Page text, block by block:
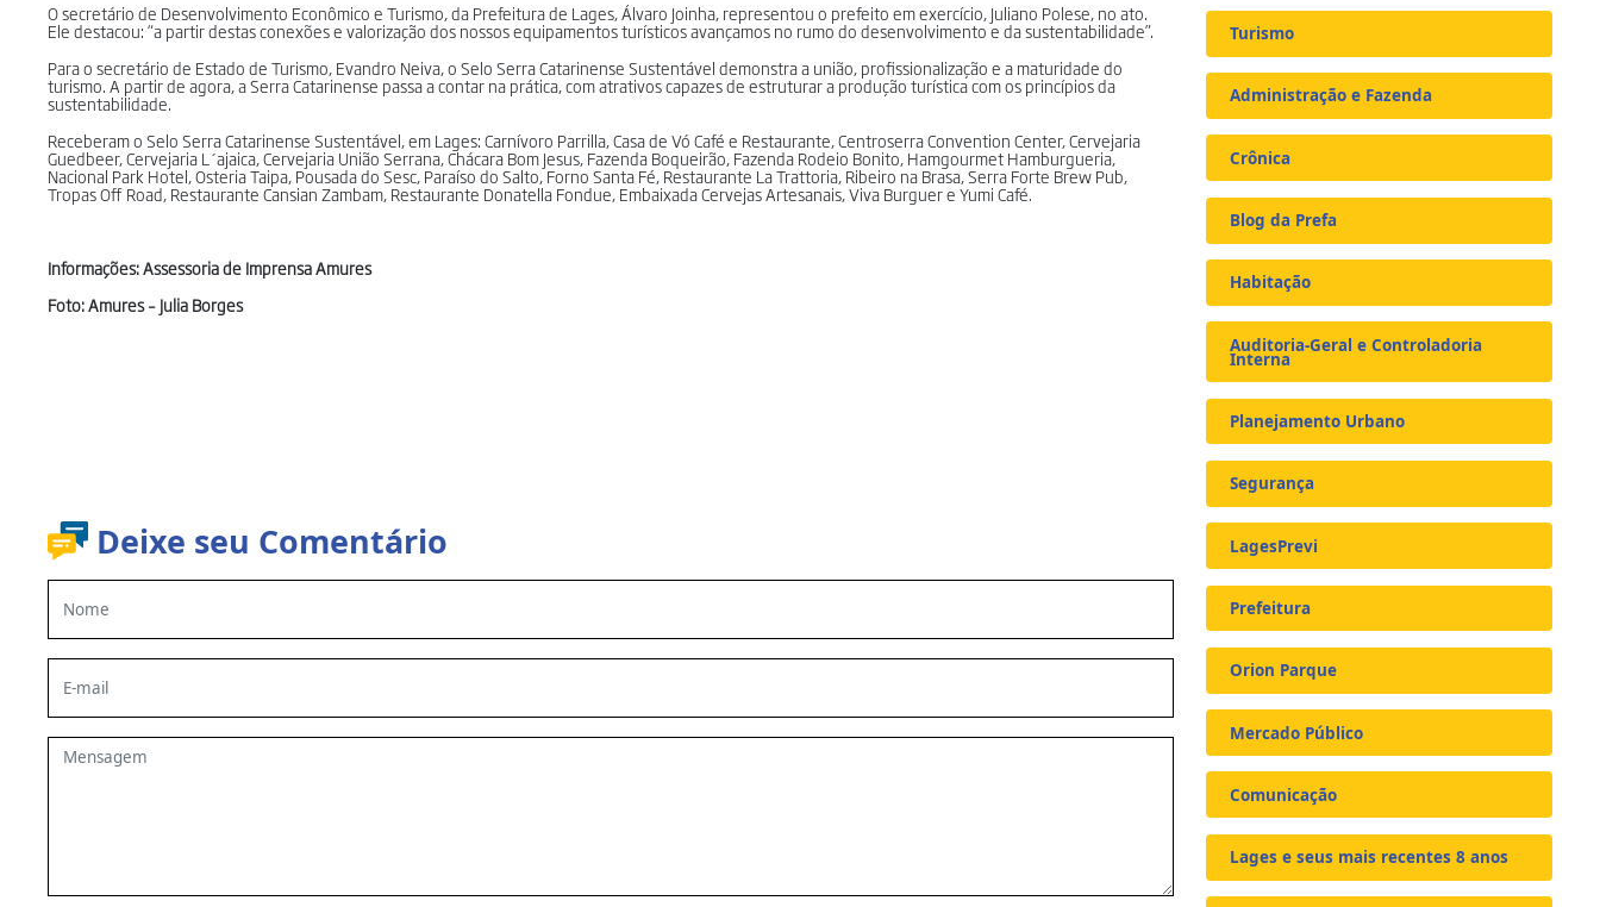
O secretário de Desenvolvimento Econômico e Turismo, da Prefeitura de Lages, Álvaro Joinha, representou o prefeito em exercício, Juliano Polese, no ato.
Ele destacou: “a partir destas conexões e valorização dos nossos equipamentos turísticos avançamos no rumo do desenvolvimento e da sustentabilidade”.
Para o secretário de Estado de Turismo, Evandro Neiva, o Selo Serra Catarinense Sustentável demonstra a união, profissionalização e a maturidade do
turismo. A partir de agora, a Serra Catarinense passa a contar na prática, com atrativos capazes de estruturar a produção turística com os princípios da
sustentabilidade.
Receberam o Selo Serra Catarinense Sustentável, em Lages: Carnívoro Parrilla, Casa de Vó Café e Restaurante, Centroserra Convention Center, Cervejaria
Guedbeer, Cervejaria L´ajaica, Cervejaria União Serrana, Chácara Bom Jesus, Fazenda Boqueirão, Fazenda Rodeio Bonito, Hamgourmet Hamburgueria,
Nacional Park Hotel, Osteria Taipa, Pousada do Sesc, Paraíso do Salto, Forno Santa Fé, Restaurante La Trattoria, Ribeiro na Brasa, Serra Forte Brew Pub,
Tropas Off Road, Restaurante Cansian Zambam, Restaurante Donatella Fondue, Embaixada Cervejas Artesanais, Viva Burguer e Yumi Café.
Informações: Assessoria de Imprensa Amures
Foto: Amures – Julia Borges
Deixe seu Comentário
Turismo
Administração e Fazenda
Crônica
Blog da Prefa
Habitação
Auditoria-Geral e Controladoria
Interna
Planejamento Urbano
Segurança
LagesPrevi
Prefeitura
Orion Parque
Mercado Público
Comunicação
Lages e seus mais recentes 8 anos